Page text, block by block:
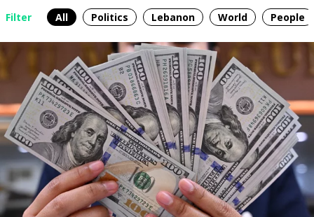
Filter All Politics Lebanon World People